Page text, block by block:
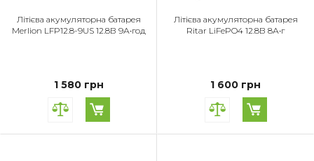
Літієва акумуляторна батарея
Merlion LFP12.8-9US 12.8В 9А•год
1 580 грн
Літієва акумуляторна батарея
Ritar LiFePO4 12.8В 8А•г
1 600 грн